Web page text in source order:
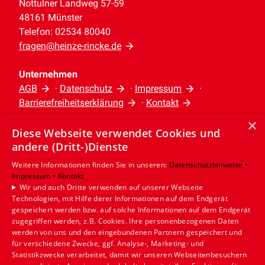
ob eine Förderung möglich ist. Für
förderfähige Heizsysteme läuft die
Zuschussförderung über die KfW. Seit
dem21.07.2026
Förderbedingungen nach dem
Gebäudemodernisierungsgesetz
Die Förderhöhe hängt unter anderem
von der geplanten Heizungsanlage, der
Nutzung des Gebäudes, dem
bisherigen Heizsystem und den
persönlichen Voraussetzungen ab.
Reine Gasheizungen sind in der Regel
nicht förderfähig.
nachgerüstet werden muss.
H2-Ready Gasheizungen
Diese Heizungen können unter
Erdgas auf reinen Wasserstoff
umgerüstet werden.
Mehrfamilienhäusern
Für Gasetagenheizungen können bis zu
13 Jahre Übergangsfrist in Anspruch
genommen werden.
Beratungspflicht
Vor dem Einbau einer neuen Heizung,
die mit flüssigen oder gasförmigen
frühere Stichtage.
Bis wann soll der Check erfolgt sein?
Bis zum 30. September 2024 sollen
Besitzer von Gasheizungen den Check
durchführen lassen. Ob es Strafen bei
Nichteinhaltung der Frist gibt, ist
derzeit noch ungeklärt. Aber: Wer
sparen will, kommt am Heizungscheck
nicht vorbei.
Gibt es auch Ausnahmen?
Der Heizungscheck entfällt, wenn
innerhalb der letzten zwei Jahre eine
vergleichbare Prüfung durchgeführt
wurde, das Gebäude im Rahmen eines
Nottulner Landweg 57-59
48161 Münster
Telefon: 02534 80040
fragen@heinze-rincke.de
Unternehmen
AGB
· Datenschutz · Impressum
·
Barrierefreiheitserklärung
· Kontakt
Leistungen
Privatkunden
Gewerbekunden
Karriere
Unternehmen
Standort
Münster
×
Diese Webseite verwendet Cookies und
andere (Dritt-)Dienste
Weitere Informationen finden Sie in unseren: Datenschutzhinweise •
Impressum • Kontakt
Wir und auch Dritte verwenden auf unserer Webseite
Technologien, mit Hilfe derer Informationen auf dem Endgerät
gespeichert werden bzw. auf solche Informationen auf dem Endgerät
zugegriffen werden, z.B. Cookies. Ihre personenbezogenen Daten
werden von uns und den eingebundenen Partnern gespeichert und
für verschiedene Zwecke, ggf. Analyse-, Marketing- und
Statistikzwecke verarbeitet, damit wir unseren Webseitenbesuchern